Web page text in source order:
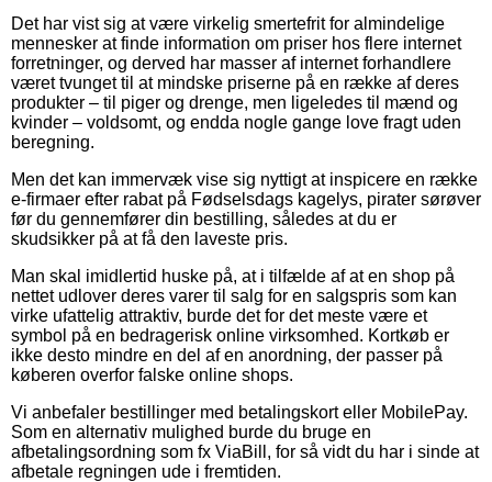
Det har vist sig at være virkelig smertefrit for almindelige
mennesker at finde information om priser hos flere internet
forretninger, og derved har masser af internet forhandlere
været tvunget til at mindske priserne på en række af deres
produkter – til piger og drenge, men ligeledes til mænd og
kvinder – voldsomt, og endda nogle gange love fragt uden
beregning.
Men det kan immervæk vise sig nyttigt at inspicere en række
e-firmaer efter rabat på Fødselsdags kagelys, pirater sørøver
før du gennemfører din bestilling, således at du er
skudsikker på at få den laveste pris.
Man skal imidlertid huske på, at i tilfælde af at en shop på
nettet udlover deres varer til salg for en salgspris som kan
virke ufattelig attraktiv, burde det for det meste være et
symbol på en bedragerisk online virksomhed. Kortkøb er
ikke desto mindre en del af en anordning, der passer på
køberen overfor falske online shops.
Vi anbefaler bestillinger med betalingskort eller MobilePay.
Som en alternativ mulighed burde du bruge en
afbetalingsordning som fx ViaBill, for så vidt du har i sinde at
afbetale regningen ude i fremtiden.